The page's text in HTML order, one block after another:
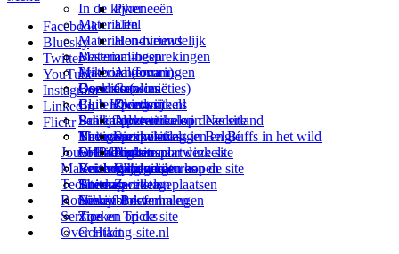
Facebook
Bluesky
Twitter
YouTube
Instagram
LinkedIn
Flickr
Jouw Hiking-site.nl
Prikbord (forum)
Goodies (winacties)
Club Hiking-site.nl
Schrijfblok-artikelen
Virtuele exposities
Fotoalbums
Materialen: kiezen en kopen
In de kijker
Materialen
Materialen-nieuws
Materiaal-besprekingen
Materiaal-ervaringen
Boekrecensies
Buitensportwinkels
Buitensportwinkels in Nederland
Buitensportwinkels in Belgié
Online buitensportwinkels
Reisboekhandels
Technieken
Navigatie
EHBO
Verzorging
Thema-artikelen
Routes en Bestemmingen
Pyreneeën
Eifel
Hondvriendelijk
Bestemmingen
Andorra
Catalonië
Zweden
Paalkamperen
Thema-artikelen
Andorra
Catalonië
Zweden
Schrijfblokverhalen
Service
Buitensportvacatures
Buitensportstageplaatsen
Links
Tips en Tricks
Over Hiking-site.nl
Deze site
Over mij
Adverteren op deze site
Summit-vlaggen en Buffs in het wild
Linken naar deze site
Wijzigingen aan de site
Sitemap
Nieuwsbrief
Zoeken op de site
Contact